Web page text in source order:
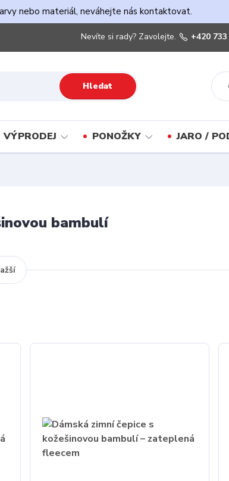
nebo materiál, neváhejte nás kontaktovat.
Hledat
Nevíte si rady? Zavolejte. +420
VÝPRODEJ PONOŽKY JARO /
bambulí